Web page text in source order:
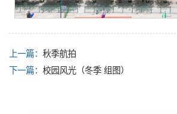
上一篇： 秋季航拍
下一篇： 校园风光（冬季 组图）